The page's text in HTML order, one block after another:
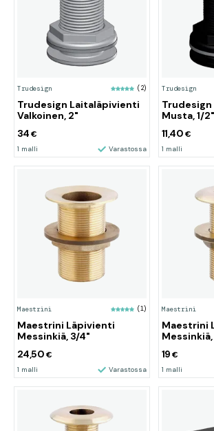
Trudesign (2)
Trudesign Laitaläpivienti
Valkoinen, 2"
34€
1 malli Varastossa
Trudesign
Musta, 1/2"
11,40 €
1 malli
Maestrini (1)
Maestrini Läpivienti
Messinkiä, 3/4"
24,50 €
1 malli Varastossa
Maestrini
Maestrini
19€
1 malli